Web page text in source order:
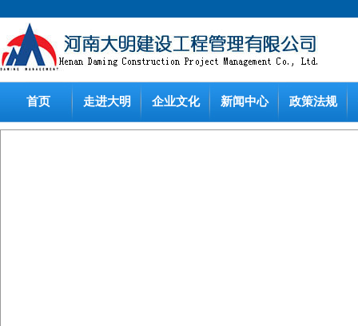
首页 走进大明 企业文化 新闻中心 政策法规